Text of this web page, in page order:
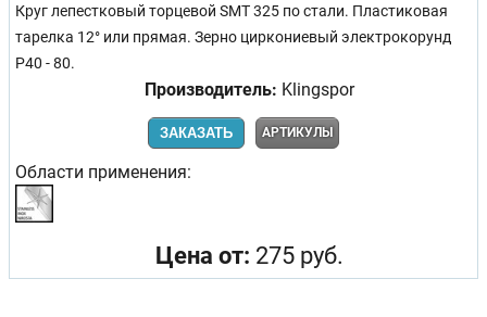
Круг лепестковый торцевой SMT 325 по стали. Пластиковая
тарелка 12° или прямая. Зерно циркониевый электрокорунд
Р40 - 80.
Производитель: Klingspor
ЗАКАЗАТЬ АРТИКУЛЫ
Области применения:
Цена от: 275 руб.